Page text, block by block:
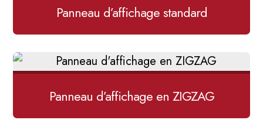
Panneau d’affichage standard
Panneau d’affichage en ZIGZAG